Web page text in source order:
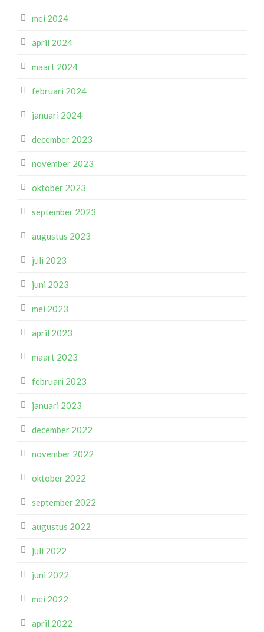
mei 2024
april 2024
maart 2024
februari 2024
januari 2024
december 2023
november 2023
oktober 2023
september 2023
augustus 2023
juli 2023
juni 2023
mei 2023
april 2023
maart 2023
februari 2023
januari 2023
december 2022
november 2022
oktober 2022
september 2022
augustus 2022
juli 2022
juni 2022
mei 2022
april 2022